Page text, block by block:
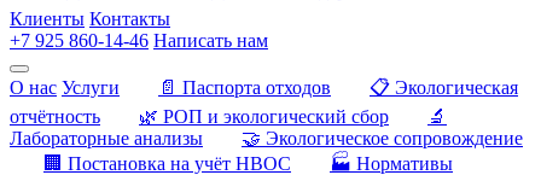
Клиенты Контакты
+7 925 860-14-46 Написать нам
О нас Услуги 📄 Паспорта отходов
📋 Экологическая
отчётность
🌿 РОП и экологический сбор
🔬
Лабораторные анализы
🤝 Экологическое сопровождение
🏢 Постановка на учёт НВОС
🏭 Нормативы